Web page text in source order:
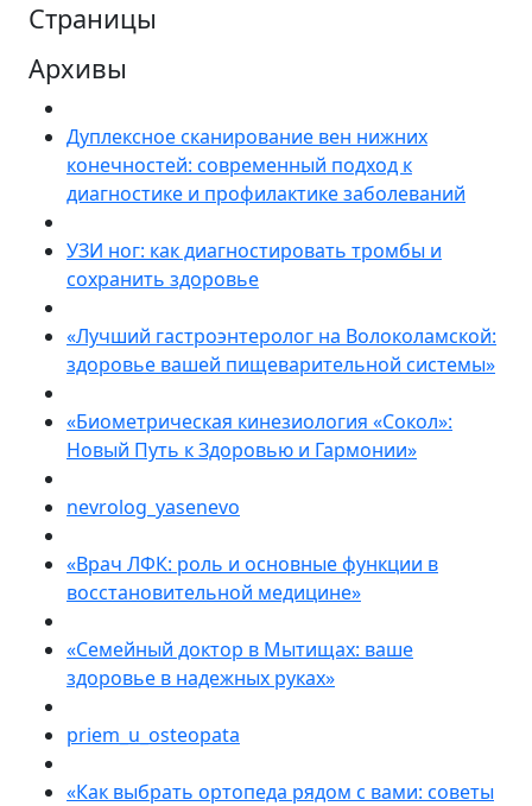
Страницы
Архивы
Дуплексное сканирование вен нижних
конечностей: современный подход к
диагностике и профилактике заболеваний
УЗИ ног: как диагностировать тромбы и
сохранить здоровье
«Лучший гастроэнтеролог на Волоколамской:
здоровье вашей пищеварительной системы»
«Биометрическая кинезиология «Сокол»:
Новый Путь к Здоровью и Гармонии»
nevrolog_yasenevo
«Врач ЛФК: роль и основные функции в
восстановительной медицине»
«Семейный доктор в Мытищах: ваше
здоровье в надежных руках»
priem_u_osteopata
«Как выбрать ортопеда рядом с вами: советы